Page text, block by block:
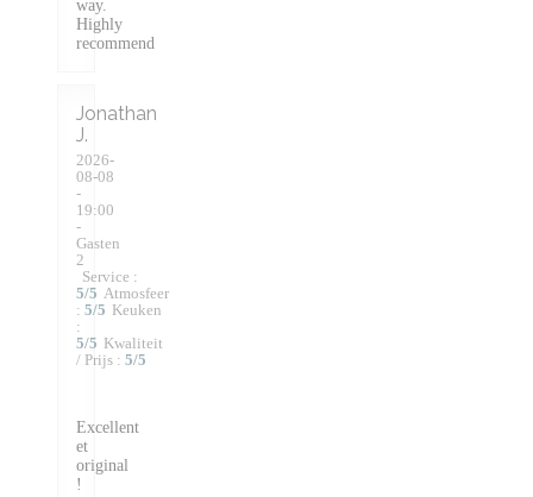
way.
Highly
recommend
Jonathan
J
2026-
08-08
-
19:00
-
Gasten
2
Service :
5/5 Atmosfeer
: 5/5 Keuken
:
5/5 Kwaliteit
/ Prijs : 5/5
Excellent
et
original
!